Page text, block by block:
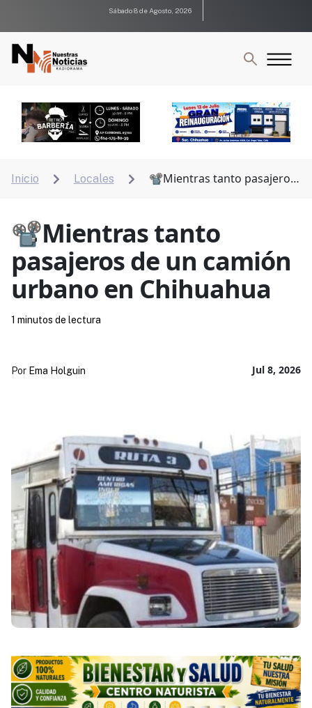
Sábado 8 de Agosto, 2026
Inicio  Locales 
📽Mientras tanto pasajeros
📽Mientras tanto
pasajeros de un camión
urbano en Chihuahua
Jul 8, 2026
Por Ema Holguin
1 minutos de lectura